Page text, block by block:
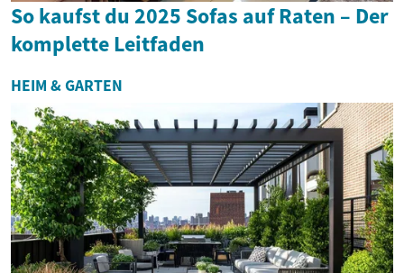
So kaufst du 2025 Sofas auf Raten – Der
komplette Leitfaden
HEIM & GARTEN